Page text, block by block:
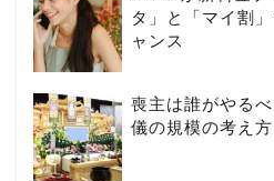
タ」と「マイ割
ャンス
喪主は誰がやる
儀の規模の考え方